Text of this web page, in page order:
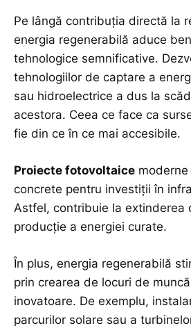
Pe lângă contribuția directă la
energia regenerabilă aduce
tehnologice semnificative.
tehnologiilor de captare a
sau hidroelectrice a dus la
acestora. Ceea ce face ca
fie din ce în ce mai accesibile.
Proiecte fotovoltaice
concrete pentru investiții în
Astfel, contribuie la extinderea
producție a energiei curate.
În plus, energia regenerabilă
prin crearea de locuri de
inovatoare. De exemplu,
parcurilor solare sau a